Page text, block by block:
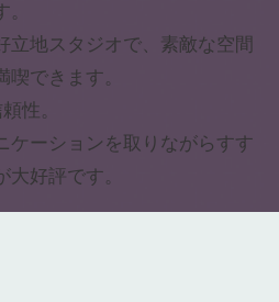
立地スタジオで、素敵な空間
できます。
性。
ケーションを取りながらすす
好評です。